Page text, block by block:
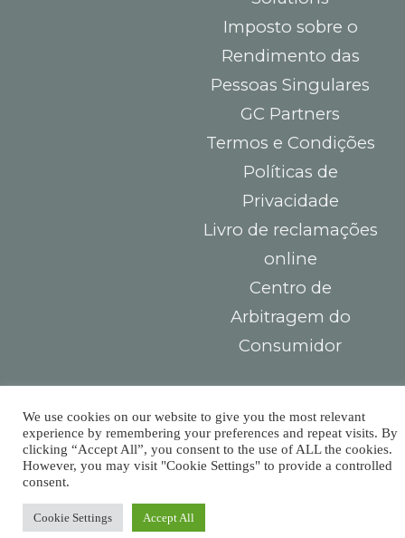
Imposto sobre o
Rendimento das
Pessoas Singulares
GC Partners
Termos e Condições
Políticas de
Privacidade
Livro de reclamações
online
Centro de
Arbitragem do
Consumidor
Largo das Sete
Ruas,
R. Detrás dos
Álamos 1B,
8800-604 Tavira
pagar
impostos,
We use cookies on our website to give you the most relevant
experience by remembering your preferences and repeat visits. By
clicking “Accept All”, you consent to the use of ALL the cookies.
However, you may visit "Cookie Settings" to provide a controlled
consent.
Cookie Settings Accept All